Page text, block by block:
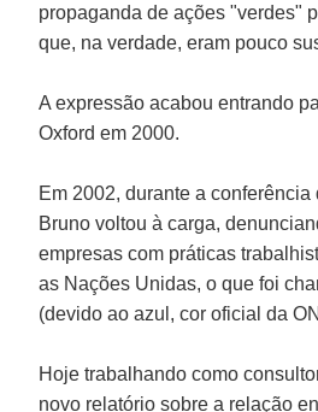
propaganda de ações "verdes"
que, na verdade, eram pouco
A expressão acabou entrando
Oxford em 2000.
Em 2002, durante a
Bruno voltou à carga,
empresas com práticas
as Nações Unidas, o que foi
(devido ao azul, cor oficial da
Hoje trabalhando como
novo relatório sobre a relação